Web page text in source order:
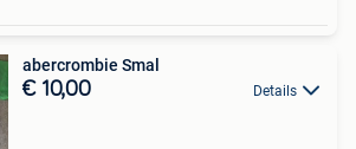
abercrombie Smal
€ 10,00 Details